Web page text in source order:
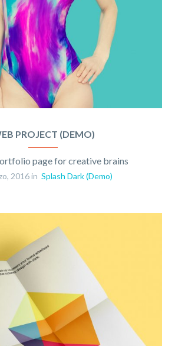
PROJECT (DEMO)
page for creative brains
2016 in Splash Dark (Demo)